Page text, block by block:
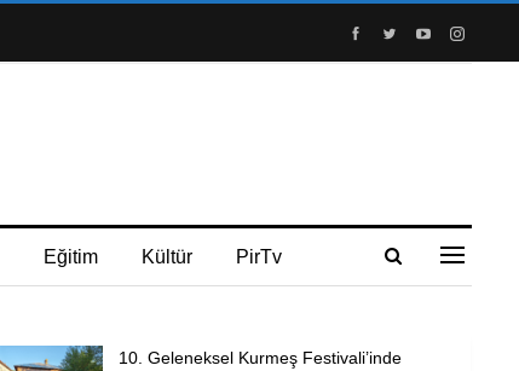
Eğitim Kültür PirTv
10. Geleneksel Kurmeş Festivali’inde